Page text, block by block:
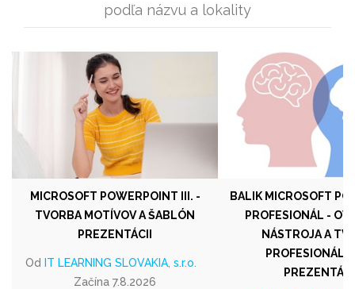
podľa názvu a lokality
MICROSOFT POWERPOINT III. -
TVORBA MOTÍVOV A ŠABLÓN
PREZENTÁCII
Od IT LEARNING SLOVAKIA, s.r.o.
Začína 7.8.2026
BALIK MICROSOFT
PROFESIONÁL -
NÁSTROJA A